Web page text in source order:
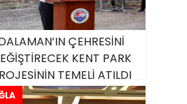
ÇEHRESİNİ
KENT PARK
TEMELİ ATILDI